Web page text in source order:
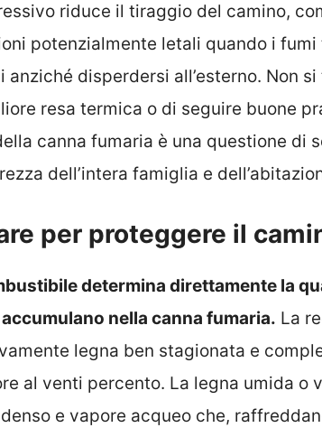
riduce il tiraggio del camino,
potenzialmente letali quando i
disperdersi all’esterno. Non
resa termica o di seguire buone
canna fumaria è una questione di
dell’intera famiglia e
per proteggere il
determina direttamente la
nella canna fumaria. La
legna ben stagionata e
al venti percento. La legna umida o
e vapore acqueo che,